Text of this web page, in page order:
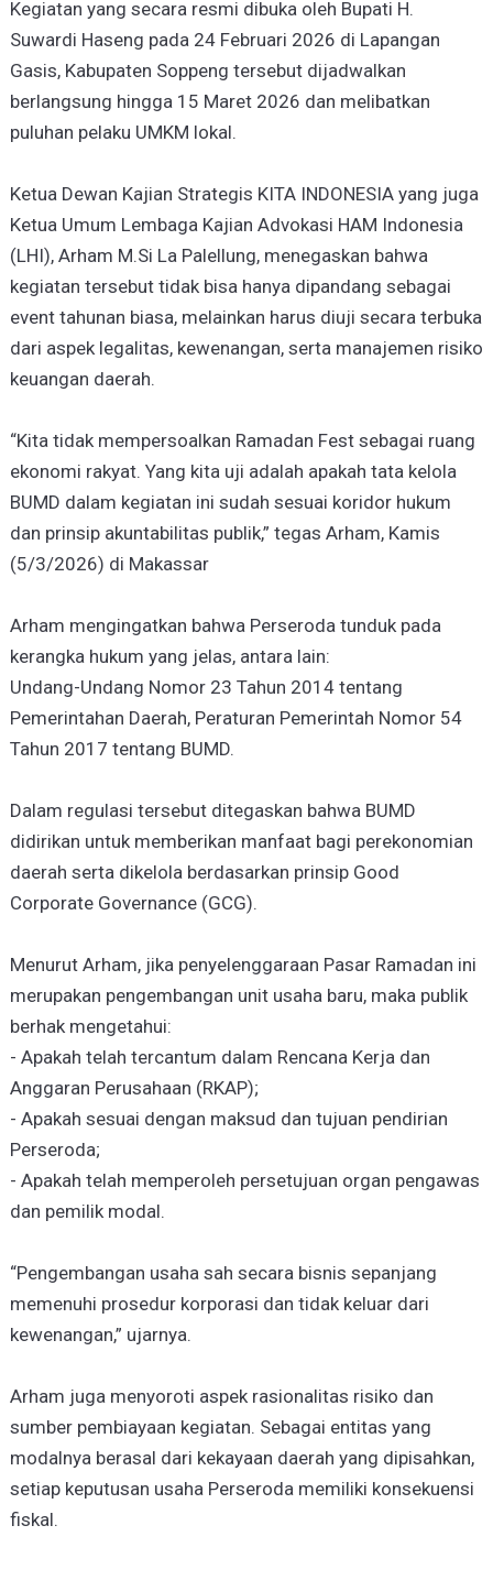
Kegiatan yang secara resmi dibuka oleh Bupati H.
Suwardi Haseng pada 24 Februari 2026 di Lapangan
Gasis, Kabupaten Soppeng tersebut dijadwalkan
berlangsung hingga 15 Maret 2026 dan melibatkan
puluhan pelaku UMKM lokal.
Ketua Dewan Kajian Strategis KITA INDONESIA yang juga
Ketua Umum Lembaga Kajian Advokasi HAM Indonesia
(LHI), Arham M.Si La Palellung, menegaskan bahwa
kegiatan tersebut tidak bisa hanya dipandang sebagai
event tahunan biasa, melainkan harus diuji secara terbuka
dari aspek legalitas, kewenangan, serta manajemen risiko
keuangan daerah.
“Kita tidak mempersoalkan Ramadan Fest sebagai ruang
ekonomi rakyat. Yang kita uji adalah apakah tata kelola
BUMD dalam kegiatan ini sudah sesuai koridor hukum
dan prinsip akuntabilitas publik,” tegas Arham, Kamis
(5/3/2026) di Makassar
Arham mengingatkan bahwa Perseroda tunduk pada
kerangka hukum yang jelas, antara lain:
Undang-Undang Nomor 23 Tahun 2014 tentang
Pemerintahan Daerah, Peraturan Pemerintah Nomor 54
Tahun 2017 tentang BUMD.
Dalam regulasi tersebut ditegaskan bahwa BUMD
didirikan untuk memberikan manfaat bagi perekonomian
daerah serta dikelola berdasarkan prinsip Good
Corporate Governance (GCG).
Menurut Arham, jika penyelenggaraan Pasar Ramadan ini
merupakan pengembangan unit usaha baru, maka publik
berhak mengetahui:
- Apakah telah tercantum dalam Rencana Kerja dan
Anggaran Perusahaan (RKAP);
- Apakah sesuai dengan maksud dan tujuan pendirian
Perseroda;
- Apakah telah memperoleh persetujuan organ pengawas
dan pemilik modal.
“Pengembangan usaha sah secara bisnis sepanjang
memenuhi prosedur korporasi dan tidak keluar dari
kewenangan,” ujarnya.
Arham juga menyoroti aspek rasionalitas risiko dan
sumber pembiayaan kegiatan. Sebagai entitas yang
modalnya berasal dari kekayaan daerah yang dipisahkan,
setiap keputusan usaha Perseroda memiliki konsekuensi
fiskal.